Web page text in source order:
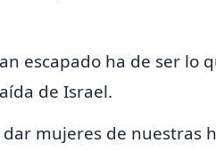
escapado ha de serlo
de Israel.
mujeres de nuestras